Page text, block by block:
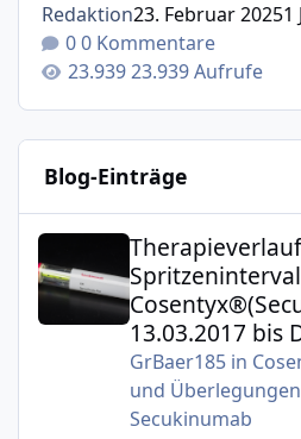
Redaktion23. Februar 20251
0 Kommentare
23.939 Aufrufe
Blog-Einträge
Therapieverlauf und
13.03.2017 bis
GrBaer185in
und
Secukinumab